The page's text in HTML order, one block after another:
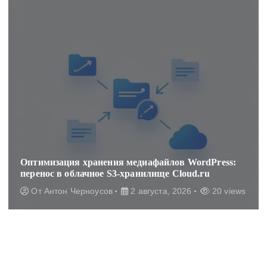
Оптимизация хранения медиафайлов WordPress:
перенос в облачное S3-хранилище Cloud.ru
От Антон Черноусов 2 августа, 2026 20 views